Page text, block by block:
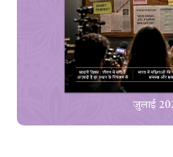
जुलाई